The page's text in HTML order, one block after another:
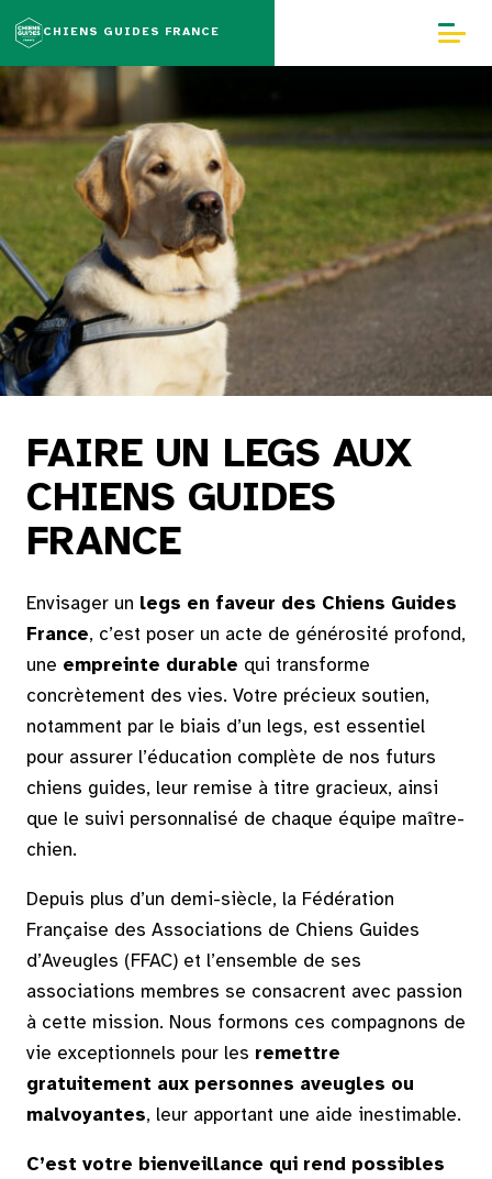
CHIENS GUIDES FRANCE
Notre mission
Chaîne de solidarité
Solutions
Chiffres clés
Témoignages
Professionnels
FAIRE UN LEGS AUX
CHIENS GUIDES
FRANCE
Envisager un legs en faveur des Chiens Guides
France, c’est poser un acte de générosité profond,
une empreinte durable qui transforme
concrètement des vies. Votre précieux soutien,
notamment par le biais d’un legs, est essentiel
pour assurer l’éducation complète de nos futurs
chiens guides, leur remise à titre gracieux, ainsi
que le suivi personnalisé de chaque équipe maître-
chien.
Depuis plus d’un demi-siècle, la Fédération
Française des Associations de Chiens Guides
d’Aveugles (FFAC) et l’ensemble de ses
associations membres se consacrent avec passion
à cette mission. Nous formons ces compagnons de
vie exceptionnels pour les remettre
gratuitement aux personnes aveugles ou
malvoyantes, leur apportant une aide inestimable.
C’est votre bienveillance qui rend possibles